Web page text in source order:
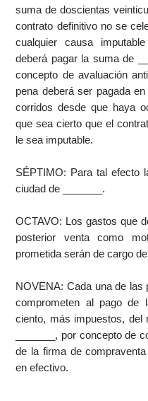
suma de doscientas
contrato definitivo no se
cualquier causa
deberá pagar la suma de
concepto de avaluación
pena deberá ser pagada
corridos desde que haya
que sea cierto que el
le sea imputable.
SÉPTIMO: Para tal efecto
ciudad de _______.
OCTAVO: Los gastos que
posterior venta como
prometida serán de cargo
NOVENA: Cada una de las
comprometen al pago de
ciento, más impuestos, del
_______, por concepto de
de la firma de
en efectivo.